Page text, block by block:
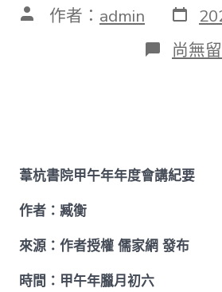
文 作者： admin 發
表
日
期
在
〈【臧
見
院
甲
尚無
葦杭書院甲午年年度會講紀要
作者：臧衡
來源：作者授權 儒家網 發布
時間：甲午年臘月初六